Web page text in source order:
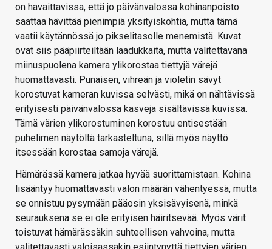
on havaittavissa, että jo päivänvalossa kohinanpoisto
saattaa hävittää pienimpiä yksityiskohtia, mutta tämä
vaatii käytännössä jo pikselitasolle menemistä. Kuvat
ovat siis pääpiirteiltään laadukkaita, mutta valitettavana
miinuspuolena kamera ylikorostaa tiettyjä värejä
huomattavasti. Punaisen, vihreän ja violetin sävyt
korostuvat kameran kuvissa selvästi, mikä on nähtävissä
erityisesti päivänvalossa kasveja sisältävissä kuvissa.
Tämä värien ylikorostuminen korostuu entisestään
puhelimen näytöltä tarkasteltuna, sillä myös näyttö
itsessään korostaa samoja värejä.
Hämärässä kamera jatkaa hyvää suorittamistaan. Kohina
lisääntyy huomattavasti valon määrän vähentyessä, mutta
se onnistuu pysymään pääosin yksisävyisenä, minkä
seurauksena se ei ole erityisen häiritsevää. Myös värit
toistuvat hämärässäkin suhteellisen vahvoina, mutta